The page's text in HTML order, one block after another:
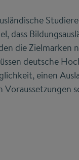
dass
die Zielmarken
deutsche
einen